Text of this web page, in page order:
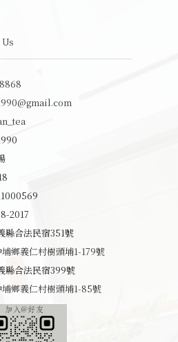
2017
縣合法民宿351號
鄉義仁村樹頭埔1-179號
縣合法民宿399號
鄉義仁村樹頭埔1-85號